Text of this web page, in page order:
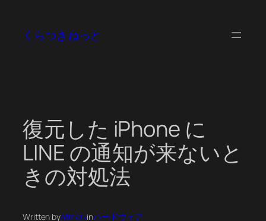
くらつきねっと
復元した iPhone に
LINE の通知が来ないと
きの対処法
Written byatmarkinハードウェア